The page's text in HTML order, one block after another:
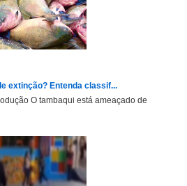
extinção? Entenda classif...
O tambaqui está ameaçado de